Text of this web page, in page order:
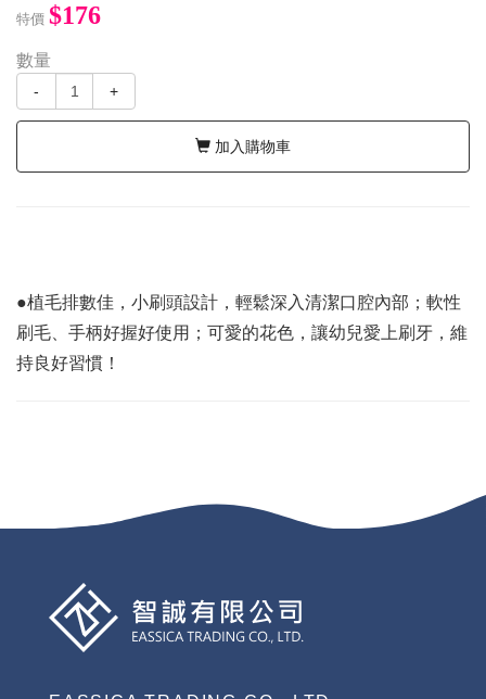
特價 $176
數量
- +
加入購物車
●植毛排數佳，小刷頭設計，輕鬆深入清潔口腔內部；軟性
刷毛、手柄好握好使用；可愛的花色，讓幼兒愛上刷牙，維
持良好習慣！